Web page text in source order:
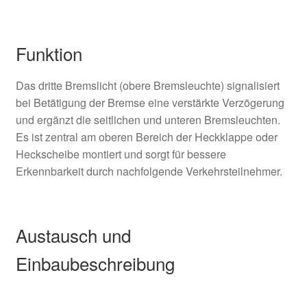
Funktion
Das dritte Bremslicht (obere Bremsleuchte) signalisiert
bei Betätigung der Bremse eine verstärkte Verzögerung
und ergänzt die seitlichen und unteren Bremsleuchten.
Es ist zentral am oberen Bereich der Heckklappe oder
Heckscheibe montiert und sorgt für bessere
Erkennbarkeit durch nachfolgende Verkehrsteilnehmer.
Austausch und
Einbaubeschreibung